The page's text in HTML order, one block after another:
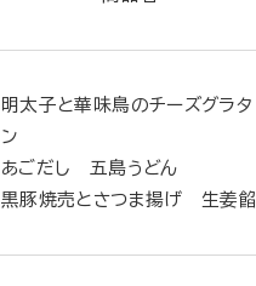
明太子と華味鳥のチーズグラタ
ン
あごだし 五島うどん
黒豚焼売とさつま揚げ 生姜餡